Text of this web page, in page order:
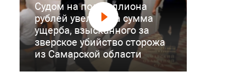
Судом на полмиллиона
рублей увеличена сумма
ущерба, взысканного за
зверское убийство сторожа
из Самарской области